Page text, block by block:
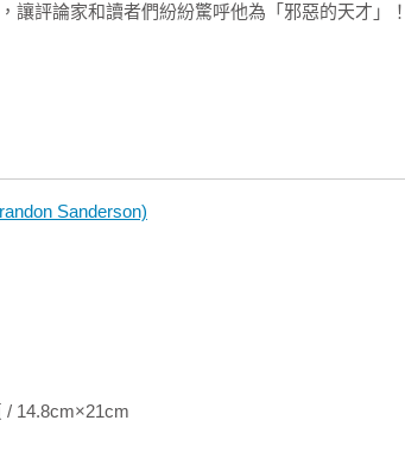
讓評論家和讀者們紛紛驚呼他為「邪惡的天才」！
上市，融入數學幾何的設定饒富趣味又兼具知識
戰其多變精湛的寫作風格，全新打造邪惡版的超級
」系列，終於畫下跨世紀歷史性的完美句點；同
盡之劍》背景故事創作上市，被讀者喻為「完全超
「審判者傳奇」系列、「迷霧之子—執法鎔金」系
系列，以及科幻長篇「天防者」系列。
告白自己過去兩年祕密寫了四本書，並於
Sanderson)
頁 / 14.8cm×21cm